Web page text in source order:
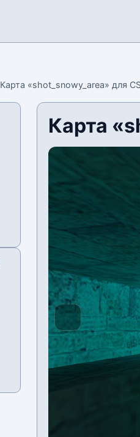
Карта «shot_snowy_area» для
Карта